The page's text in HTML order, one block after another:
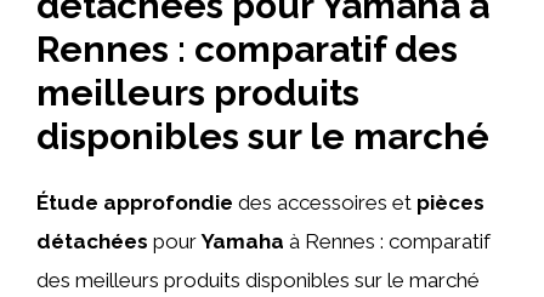
Rennes : comparatif des
meilleurs produits
disponibles sur le marché
Étude approfondie des accessoires et pièces
détachées pourYamaha à Rennes : comparatif
des meilleurs produits disponibles sur le marché